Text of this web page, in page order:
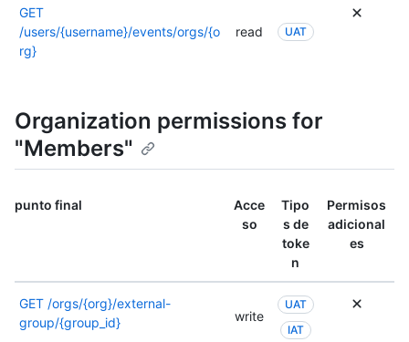
de
GET
/users/{username}/events/orgs/{o
rg}
read UAT
Organization permissions for
"Members"
punto final
Acce
so
Tipo
s de
toke
n
Permisos
adicional
es
GET /orgs/{org}/external-
group/{group_id}
write
UAT
IAT